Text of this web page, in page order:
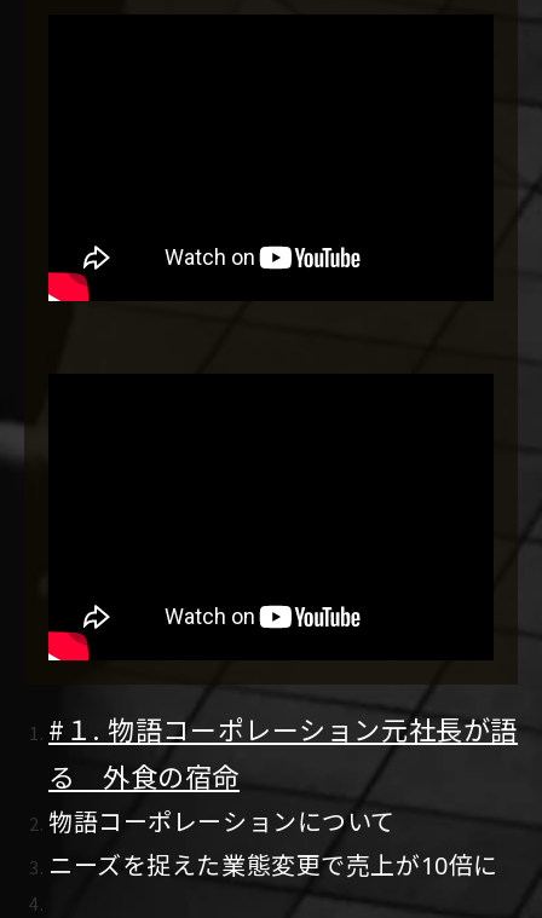
#１. 物語コーポレーション元社長が語
る 外食の宿命
物語コーポレーションについて
ニーズを捉えた業態変更で売上が10倍に